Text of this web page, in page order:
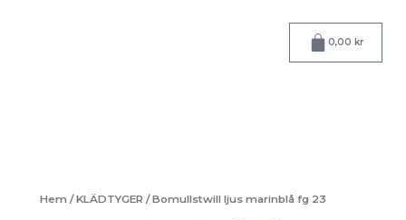
0,00 kr
Varukorg
Hem /KLÄDTYGER / Bomullstwill ljus marinblå fg 23